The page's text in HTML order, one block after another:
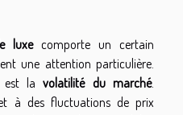
luxecomporte un certain
une attention particulière.
est lavolatilité du marché.
à des fluctuations de prix